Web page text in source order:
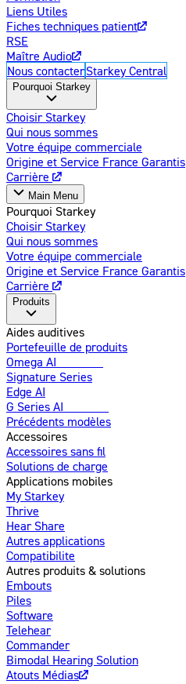
Liens Utiles
Fiches techniques patient
RSE
Maître Audio
Nous contacterStarkey Central
Pourquoi Starkey
Choisir Starkey
Qui nous sommes
Votre équipe commerciale
Origine et Service France Garantis
Carrière
Main Menu
Pourquoi Starkey
Choisir Starkey
Qui nous sommes
Votre équipe commerciale
Origine et Service France Garantis
Carrière
Produits
Aides auditives
Portefeuille de produits
Omega AI
Signature Series
Edge AI
G Series AI
Précédents modèles
Accessoires
Accessoires sans fil
Solutions de charge
Applications mobiles
My Starkey
Thrive
Hear Share
Autres applications
Compatibilite
Autres produits & solutions
Embouts
Piles
Software
Telehear
Commander
Bimodal Hearing Solution
Atouts Médias